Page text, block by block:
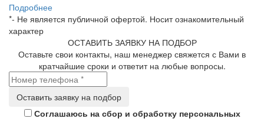
Подробнее
*- Не является публичной офертой. Носит ознакомительный
характер
ОСТАВИТЬ ЗАЯВКУ НА ПОДБОР
Оставьте свои контакты, наш менеджер свяжется с Вами в
кратчайшие сроки и ответит на любые вопросы.
Соглашаюсь на сбор и обработку персональных